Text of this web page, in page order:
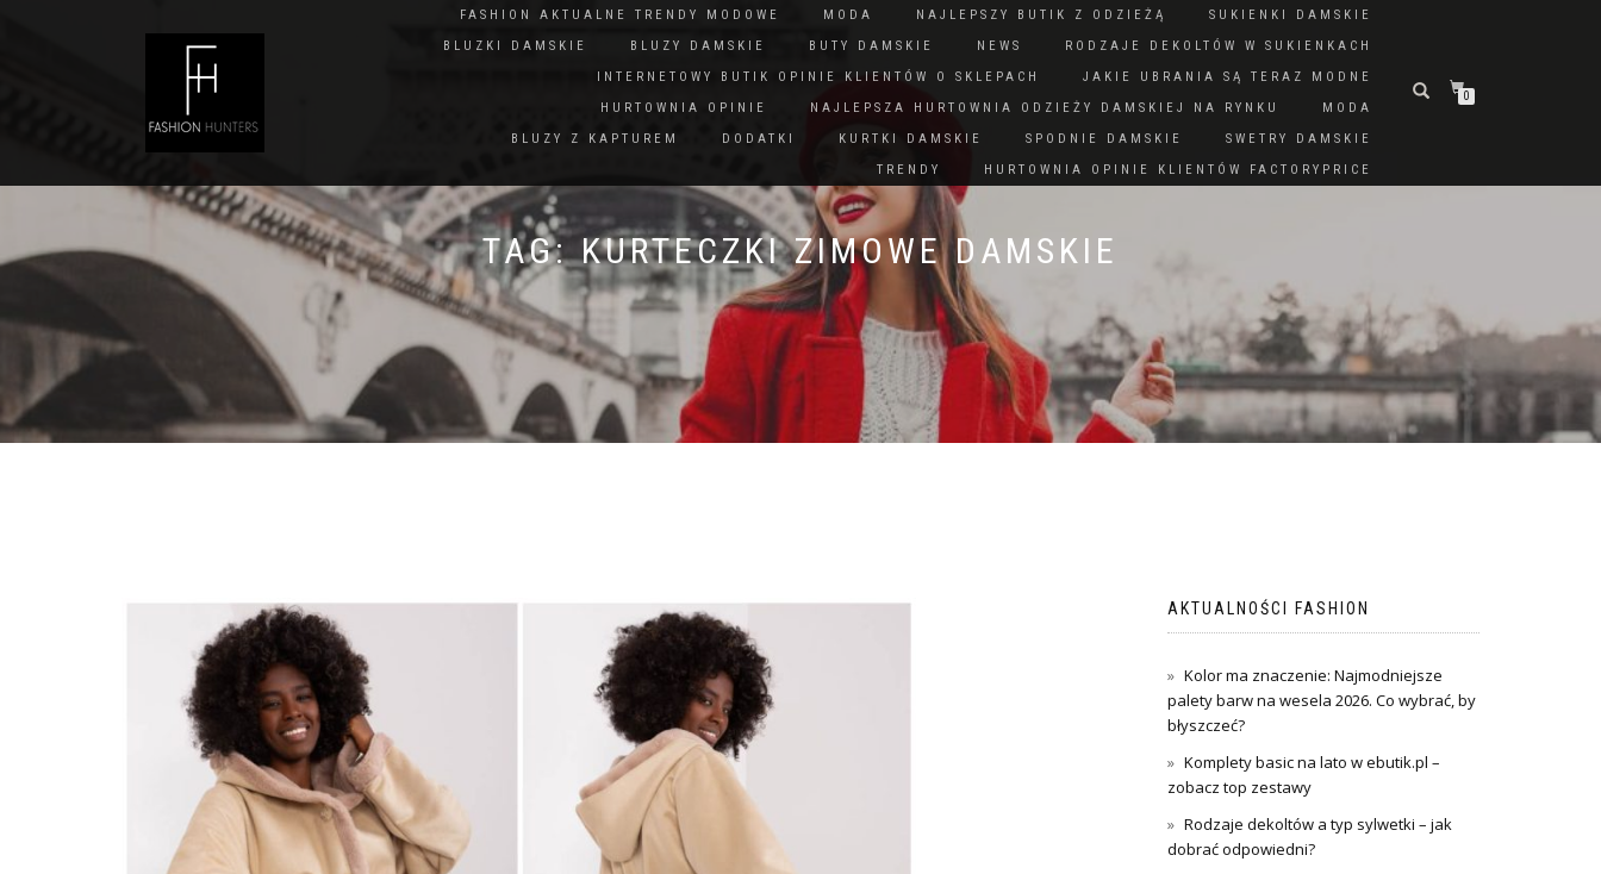
FASHION AKTUALNE TRENDY MODOWE MODA NAJLEPSZY BUTIK Z ODZIEŻĄ
SUKIENKI DAMSKIE
BLUZKI DAMSKIE
BLUZY DAMSKIE BUTY DAMSKIE NEWS
RODZAJE DEKOLTÓW W SUKIENKACH
INTERNETOWY BUTIK OPINIE KLIENTÓW O SKLEPACH
JAKIE UBRANIA SĄ TERAZ MODNE
HURTOWNIA OPINIE
NAJLEPSZA HURTOWNIA ODZIEŻY DAMSKIEJ NA RYNKU
MODA
BLUZY Z KAPTUREM
DODATKI KURTKI DAMSKIE SPODNIE DAMSKIE
SWETRY DAMSKIE
TRENDY
HURTOWNIA OPINIE KLIENTÓW FACTORYPRICE
0
TAG:KURTECZKI ZIMOWE DAMSKIE
AKTUALNOŚCI FASHION
Kolor ma znaczenie: Najmodniejsze
palety barw na wesela 2026. Co wybrać, by
błyszczeć?
Komplety basic na lato w ebutik.pl –
zobacz top zestawy
Rodzaje dekoltów a typ sylwetki – jak
dobrać odpowiedni?